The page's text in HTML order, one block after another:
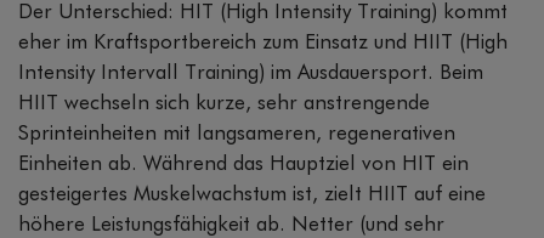
Der Unterschied: HIT (High Intensity Training) kommt
eher im Kraftsportbereich zum Einsatz und HIIT (High
Intensity Intervall Training) im Ausdauersport. Beim
HIIT wechseln sich kurze, sehr anstrengende
Sprinteinheiten mit langsameren, regenerativen
Einheiten ab. Während das Hauptziel von HIT ein
gesteigertes Muskelwachstum ist, zielt HIIT auf eine
höhere Leistungsfähigkeit ab. Netter (und sehr